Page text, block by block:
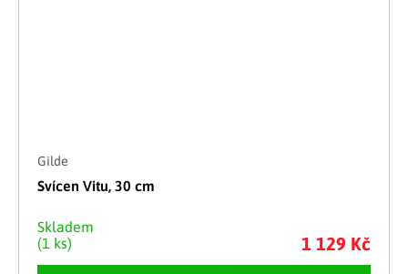
Gilde
Svícen Vitu, 30 cm
Skladem
(1 ks)
1 129 Kč